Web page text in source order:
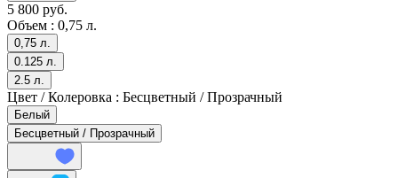
5 800 руб.
Объем : 0,75 л.
0,75 л.
0.125 л.
2.5 л.
Цвет / Колеровка : Бесцветный / Прозрачный
Белый
Бесцветный / Прозрачный